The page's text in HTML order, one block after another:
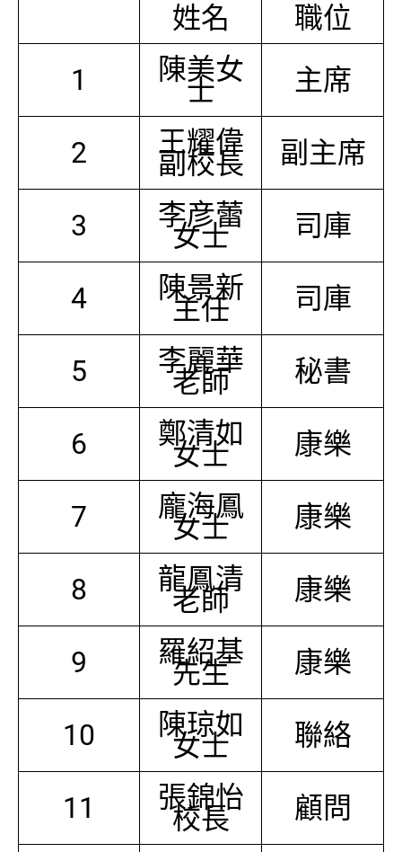
姓名
職位
1
陳美女
士 主席
2 王耀偉
副校長 副主席
3 李彦蕾
女士 司庫
4 陳景新
主任 司庫
5 李麗華
老師 秘書
6 鄭清如
女士 康樂
7 龐海鳳
女士 康樂
8 龍鳳清
老師 康樂
9 羅紹基
先生 康樂
10 陳琼如
女士 聯絡
11 張錦怡
校長 顧問